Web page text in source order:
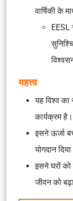
वार्षिकी के
EESL
महत्त्व
यह विश्व
कार्यक्रम है।
इसने ऊर्जा
योगदान
इसने घरों
जीवन को